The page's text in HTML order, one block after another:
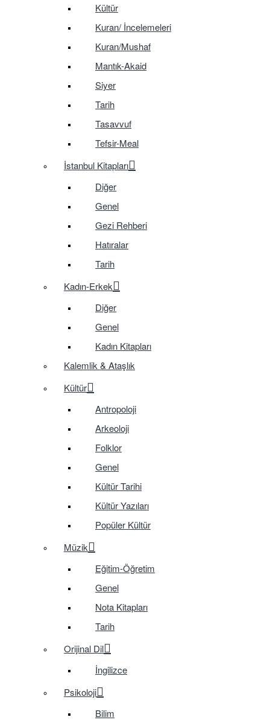
Kültür
Kuran/ İncelemeleri
Kuran/Mushaf
Mantık-Akaid
Siyer
Tarih
Tasavvuf
Tefsir-Meal
İstanbul Kitapları
Diğer
Genel
Gezi Rehberi
Hatıralar
Tarih
Kadın-Erkek
Diğer
Genel
Kadın Kitapları
Kalemlik & Ataşlık
Kültür
Antropoloji
Arkeoloji
Folklor
Genel
Kültür Tarihi
Kültür Yazıları
Popüler Kültür
Müzik
Eğitim-Öğretim
Genel
Nota Kitapları
Tarih
Orijinal Dil
İngilizce
Psikoloji
Bilim